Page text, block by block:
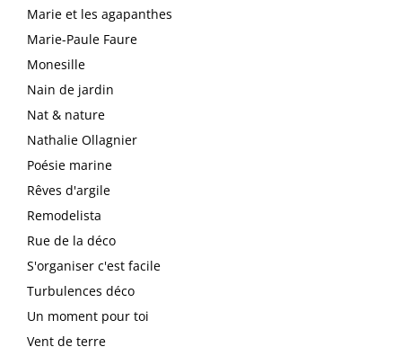
Marie et les agapanthes
Marie-Paule Faure
Monesille
Nain de jardin
Nat & nature
Nathalie Ollagnier
Poésie marine
Rêves d'argile
Remodelista
Rue de la déco
S'organiser c'est facile
Turbulences déco
Un moment pour toi
Vent de terre